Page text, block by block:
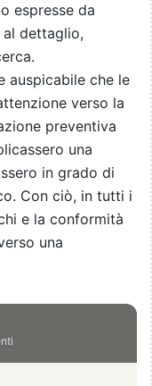
espresse da
dettaglio,
auspicabile che le
verso la
preventiva
una
in grado di
Con ciò, in tutti i
e la conformità
una